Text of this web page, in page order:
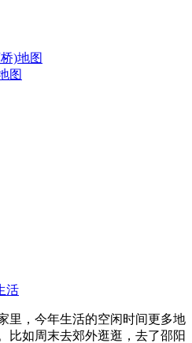
)地图
图
活
里，今年生活的空闲时间更多地
比如周末去郊外逛逛，去了邵阳